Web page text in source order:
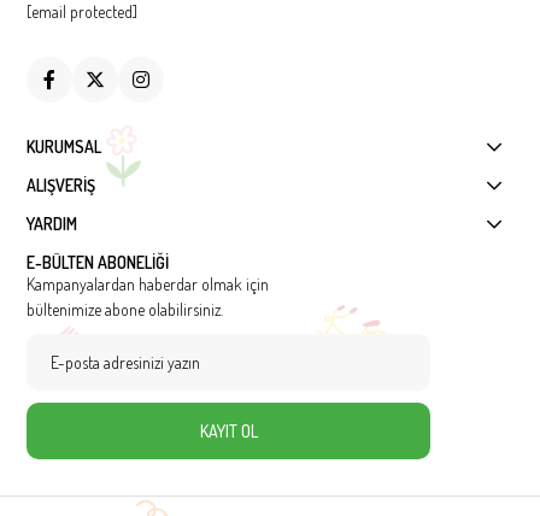
[email protected]
KURUMSAL
ALIŞVERİŞ
YARDIM
E-BÜLTEN ABONELİĞİ
Kampanyalardan haberdar olmak için
bültenimize abone olabilirsiniz.
KAYIT OL